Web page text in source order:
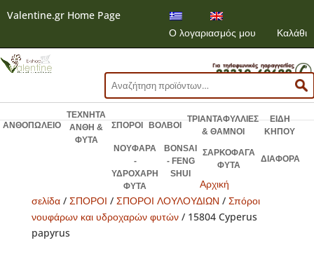
Valentine.gr Home Page
Ο λογαριασμός μου
Καλάθι
Αναζήτηση
για:
ΑΝΘΟΠΩΛΕΙΟ
ΤΕΧΝΗΤΑ
ΑΝΘΗ &
ΦΥΤΑ
ΣΠΟΡΟΙ ΒΟΛΒΟΙ
ΤΡΙΑΝΤΑΦΥΛΛΙΕΣ
& ΘΑΜΝΟΙ
ΕΙΔΗ
ΚΗΠΟΥ
ΝΟΥΦΑΡΑ
-
ΥΔΡΟΧΑΡΗ
ΦΥΤΑ
BONSAI
- FENG
SHUI
ΣΑΡΚΟΦΑΓΑ
ΦΥΤΑ
ΔΙΑΦΟΡΑ
Αρχική
σελίδα/ ΣΠΟΡΟΙ / ΣΠΟΡΟΙ ΛΟΥΛΟΥΔΙΩΝ / Σπόροι
νουφάρων και υδροχαρών φυτών/ 15804 Cyperus
papyrus